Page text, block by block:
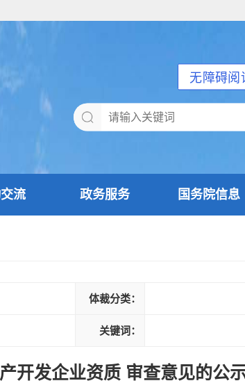
无障碍阅
流 政务服务 国务院信息
体裁分类：
关键词：
开发企业资质 审查意见的公